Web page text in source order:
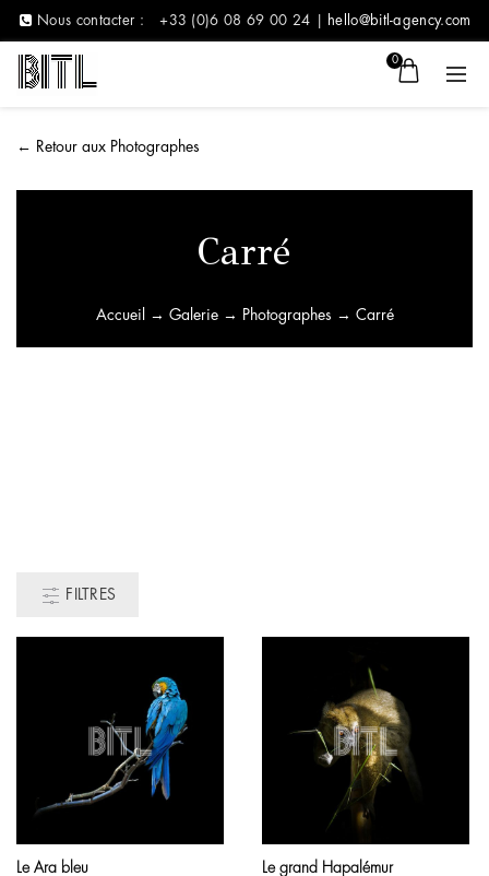
Nous contacter : +33 (0)6 08 69 00 24 | hello@bitl-agency.com
0
← Retour aux Photographes
Carré
Accueil → Galerie→ Photographes → Carré
FILTRES
Le Ara bleu
Le grand Hapalémur